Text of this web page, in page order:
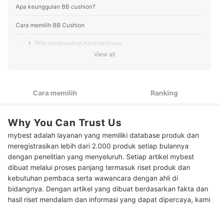
tepat.
Apa keunggulan BB cushion?
Cara memilih BB Cushion
1 Pilih berdasarkan hasil akhirnya
Peringkat BB Cushion Terbaik
Baca juga rekomendasi base makeup lainnya di sini
View all
Cara memilih Ranking
Why You Can Trust Us
mybest adalah layanan yang memiliki database produk dan
meregistrasikan lebih dari 2.000 produk setiap bulannya
dengan penelitian yang menyeluruh. Setiap artikel mybest
dibuat melalui proses panjang termasuk riset produk dan
kebutuhan pembaca serta wawancara dengan ahli di
bidangnya. Dengan artikel yang dibuat berdasarkan fakta dan
hasil riset mendalam dan informasi yang dapat dipercaya, kami